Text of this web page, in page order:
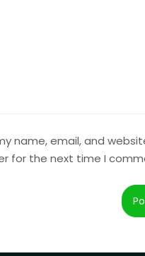
name, email, and
for the next time I